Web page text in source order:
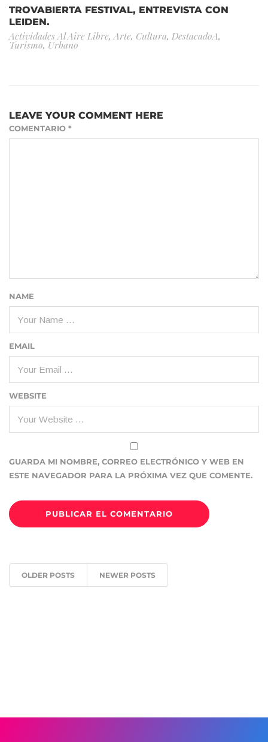
TROVABIERTA FESTIVAL, ENTREVISTA CON
LEIDEN.
Actividades Al Aire Libre,Arte, Cultura, DestacadoA,
Turismo, Urbano
LEAVE YOUR COMMENT HERE
COMENTARIO *
NAME
EMAIL
WEBSITE
GUARDA MI NOMBRE, CORREO ELECTRÓNICO Y WEB EN
ESTE NAVEGADOR PARA LA PRÓXIMA VEZ QUE COMENTE.
OLDER POSTS NEWER POSTS